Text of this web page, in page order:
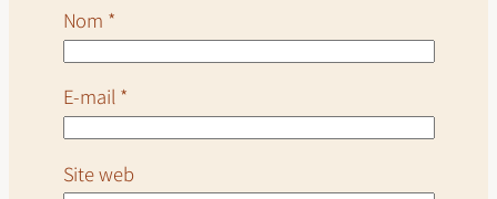
Nom *
E-mail *
Site web